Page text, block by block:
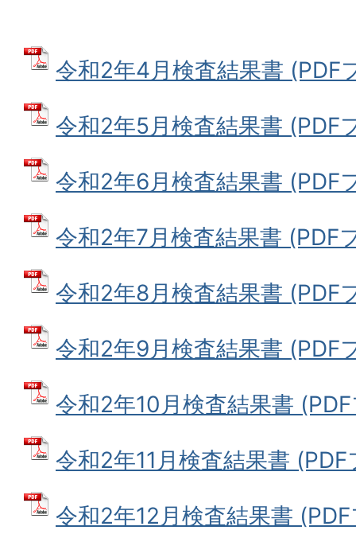
令和2年4月検査結果書 (PDF
令和2年5月検査結果書 (PDF
令和2年6月検査結果書 (PDF
令和2年7月検査結果書 (PDF
令和2年8月検査結果書 (PDF
令和2年9月検査結果書 (PDF
令和2年10月検査結果書
令和2年11月検査結果書
令和2年12月検査結果書